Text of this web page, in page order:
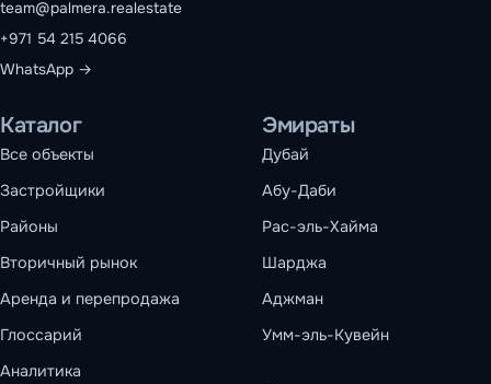
team@palmera.realestate
+971 54 215 4066
WhatsApp →
Каталог
Все объекты
Застройщики
Районы
Вторичный рынок
Аренда и перепродажа
Глоссарий
Аналитика
Эмираты
Дубай
Абу-Даби
Рас-эль-Хайма
Шарджа
Аджман
Умм-эль-Кувейн